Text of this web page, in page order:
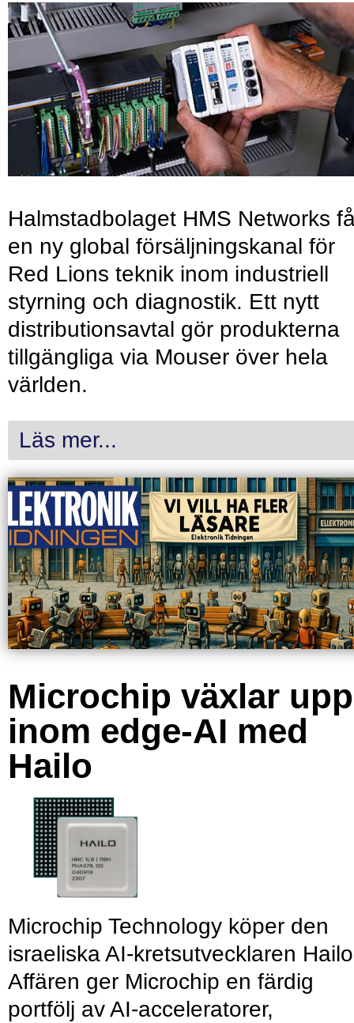
Halmstadbolaget HMS Networks
en ny global försäljningskanal för
Red Lions teknik inom industriell
styrning och diagnostik. Ett nytt
distributionsavtal gör produkterna
tillgängliga via Mouser över hela
världen.
Läs mer...
Microchip växlar upp
inom edge-AI med
Hailo
Microchip Technology köper den
israeliska AI-kretsutvecklaren
Affären ger Microchip en färdig
portfölj av AI-acceleratorer,